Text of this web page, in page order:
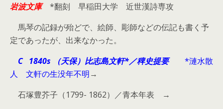
岩波文庫*翻刻 早稲田大学 近世漢詩専攻
馬琴の記録が殆どで、絵師、彫師などの伝記も書く予
定であったが、出来なかった。
C 1840s （天保）比志島文軒*／稗史提要*漣水散
人 文軒の生没年不明→
石塚豊芥子（1799- 1862）／青本年表 →